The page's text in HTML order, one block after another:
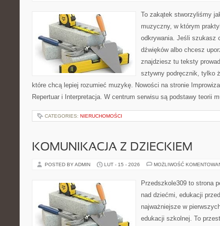
To zakątek stworzyliśmy
muzyczny, w którym
odkrywania. Jeśli szukasz
dźwięków albo chcesz
znajdziesz tu teksty
sztywny podręcznik, tylko
które chcą lepiej rozumieć muzykę. Nowości na stronie
Repertuar i Interpretacja. W centrum serwisu są podstawy teorii
CATEGORIES: NIERUCHOMOŚCI
KOMUNIKACJA Z DZIECKIEM
POSTED BY ADMIN LUT - 15 - 2026 MOŻLIWOŚĆ
Przedszkole309 to strona
nad dziećmi, edukacji
najważniejsze w
edukacji szkolnej. To